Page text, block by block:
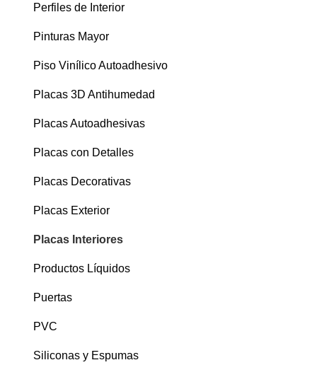
Perfiles de Interior
Pinturas Mayor
Piso Vinílico Autoadhesivo
Placas 3D Antihumedad
Placas Autoadhesivas
Placas con Detalles
Placas Decorativas
Placas Exterior
Placas Interiores
Productos Líquidos
Puertas
PVC
Siliconas y Espumas